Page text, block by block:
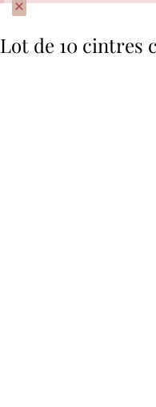
×
Lot de 10 cintres